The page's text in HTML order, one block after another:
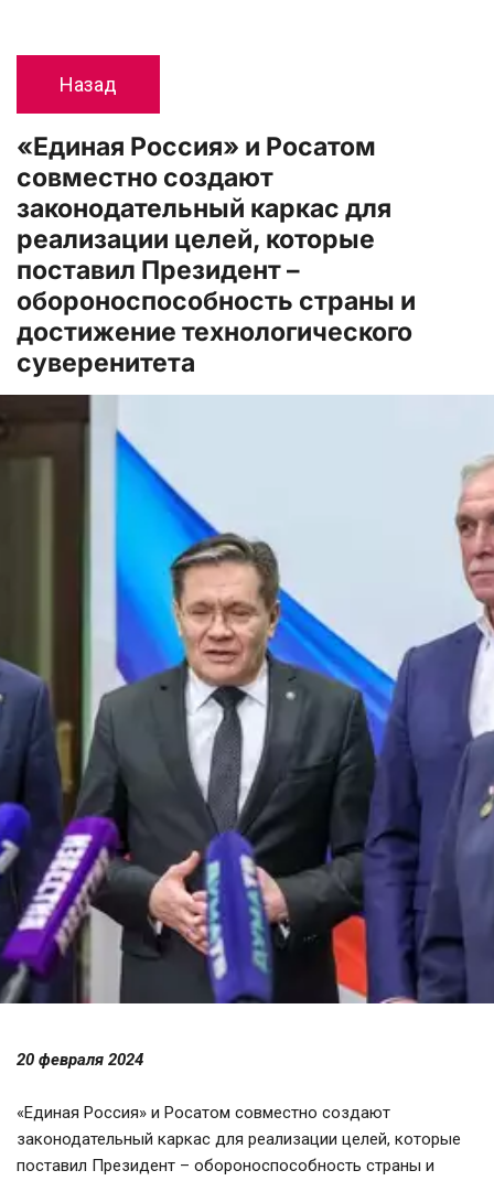
Назад
«Единая Россия» и Росатом
совместно создают
законодательный каркас для
реализации целей, которые
поставил Президент –
обороноспособность страны и
достижение технологического
суверенитета
20 февраля 2024
«Единая Россия» и Росатом совместно создают
законодательный каркас для реализации целей, которые
поставил Президент – обороноспособность страны и